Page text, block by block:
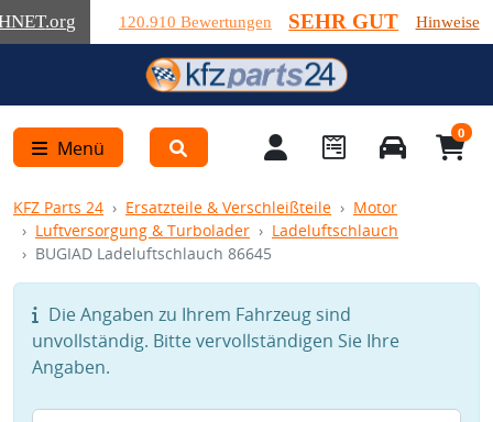
.org 120.910 Bewertungen SEHR GUT Hinweise
Menü
0
KFZ Parts 24 Ersatzteile & Verschleißteile
Motor
Luftversorgung & Turbolader
Ladeluftschlauch
BUGIAD Ladeluftschlauch 86645
Die Angaben zu Ihrem Fahrzeug sind
unvollständig. Bitte vervollständigen Sie Ihre
Angaben.